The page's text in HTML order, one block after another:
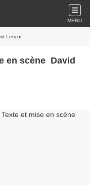
MENU
Lescot
en scène David